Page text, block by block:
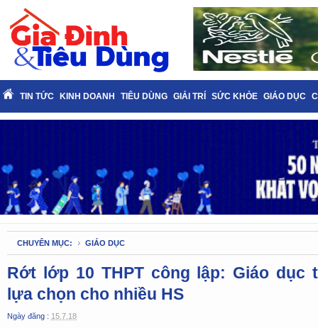
TIN TỨC KINH DOANH TIÊU DÙNG GIẢI TRÍ SỨC KHỎE GIÁO DỤC
CHUYÊN MỤC: GIÁO DỤC
Rớt lớp 10 THPT công lập: Giáo dục
lựa chọn cho nhiều HS
Ngày đăng : 15.7.18